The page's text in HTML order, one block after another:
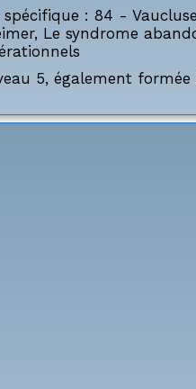
: 84 - Vaucluse
, Le syndrome
5, également